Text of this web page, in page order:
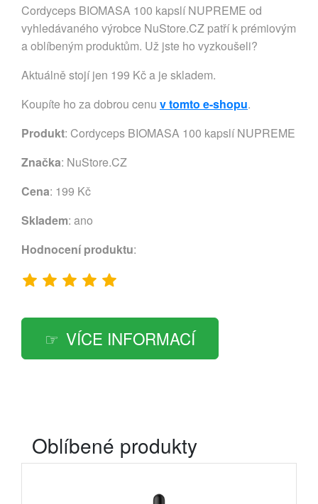
Cordyceps BIOMASA 100 kapslí NUPREME od
vyhledávaného výrobce NuStore.CZ patří k prémiovým
a oblíbeným produktům. Už jste ho vyzkoušeli?
Aktuálně stojí jen 199 Kč a je skladem.
Koupíte ho za dobrou cenu v tomto e-shopu.
Produkt: Cordyceps BIOMASA 100 kapslí NUPREME
Značka: NuStore.CZ
Cena: 199 Kč
Skladem: ano
Hodnocení produktu:
VÍCE INFORMACÍ
Oblíbené produkty